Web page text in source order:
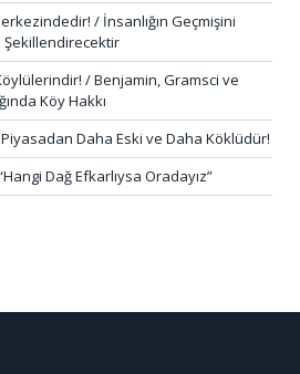
/ İnsanlığın Geçmişini
Şekillendirecektir
/ Benjamin, Gramsci ve
Köy Hakkı
Daha Eski ve Daha Köklüdür!
Dağ Efkarlıysa Oradayız”